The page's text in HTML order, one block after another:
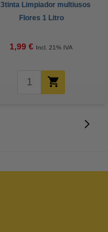
Limpiador multiusos
Flores 1 Litro
1,99 € Incl. 21% IVA